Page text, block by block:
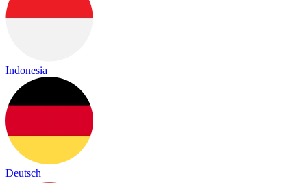
Indonesia
Deutsch